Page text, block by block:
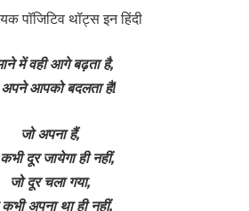
पॉजिटिव थॉट्स इन हिंदी
में वही आगे बढ़ता है,
अपने आपको बदलता है!
जो अपना हैं,
दूर जायेगा ही नहीं,
जो दूर चला गया,
कभी अपना था ही नहीं.